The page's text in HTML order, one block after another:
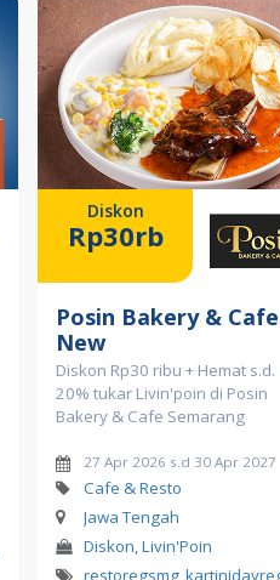
Diskon
Rp30rb
Posin Bakery & Cafe
New
Diskon Rp30 ribu + Hemat s.d.
20% tukar Livin'poin di Posin
Bakery & Cafe Semarang
27 Apr 2026 s.d 30 Apr 2027
Cafe & Resto
Jawa Tengah
Diskon, Livin'Poin
restoregsmg